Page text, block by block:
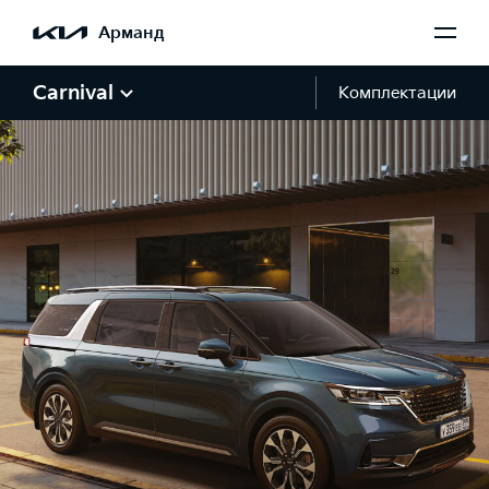
Арманд
Carnival Комплектации